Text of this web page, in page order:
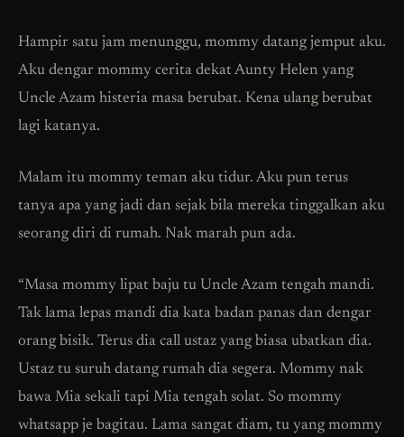
Hampir satu jam menunggu, mommy datang jemput aku.
Aku dengar mommy cerita dekat Aunty Helen yang
Uncle Azam histeria masa berubat. Kena ulang berubat
lagi katanya.
Malam itu mommy teman aku tidur. Aku pun terus
tanya apa yang jadi dan sejak bila mereka tinggalkan aku
seorang diri di rumah. Nak marah pun ada.
“Masa mommy lipat baju tu Uncle Azam tengah mandi.
Tak lama lepas mandi dia kata badan panas dan dengar
orang bisik. Terus dia call ustaz yang biasa ubatkan dia.
Ustaz tu suruh datang rumah dia segera. Mommy nak
bawa Mia sekali tapi Mia tengah solat. So mommy
whatsapp je bagitau. Lama sangat diam, tu yang mommy